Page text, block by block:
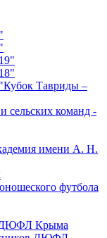
Тавриды –
сельских команд -
имени А. Н.
футбола
ДЮФЛ Крыма